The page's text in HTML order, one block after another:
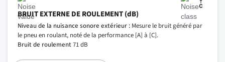
BRUIT EXTERNE DE ROULEMENT (dB)
Niveau de la nuisance sonore extérieur : Mesure le bruit généré par
le pneu en roulant, noté de la performance [A] à [C].
Bruit de roulement71 dB